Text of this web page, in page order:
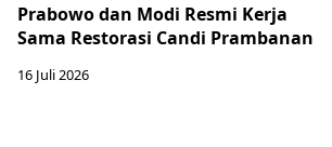
Prabowo dan Modi Resmi Kerja
Sama Restorasi Candi Prambanan
16 Juli 2026